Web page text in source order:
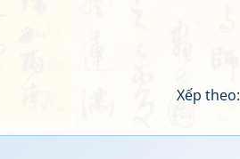
Xếp theo: